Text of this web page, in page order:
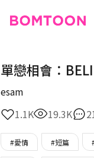
單戀相會：
esam
1.1K
19.3K
#愛情 #短篇